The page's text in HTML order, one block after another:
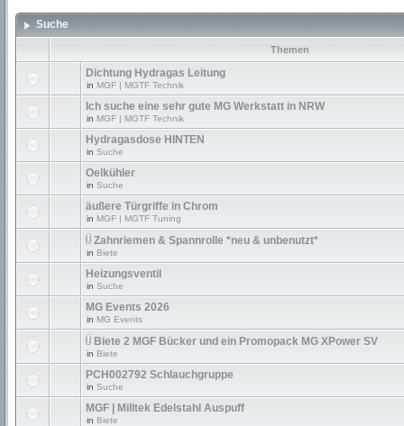
Suche
Themen
Dichtung Hydragas Leitung
in MGF | MGTF Technik
Ich suche eine sehr gute MG Werkstatt in NRW
in MGF | MGTF Technik
Hydragasdose HINTEN
in Suche
Oelkühler
in Suche
äußere Türgriffe in Chrom
in MGF | MGTF Tuning
Zahnriemen & Spannrolle *neu & unbenutzt*
in Biete
Heizungsventil
in Suche
MG Events 2026
in MG Events
Biete 2 MGF Bücker und ein Promopack MG XPower SV
in Biete
PCH002792 Schlauchgruppe
in Suche
MGF | Milltek Edelstahl Auspuff
in Biete